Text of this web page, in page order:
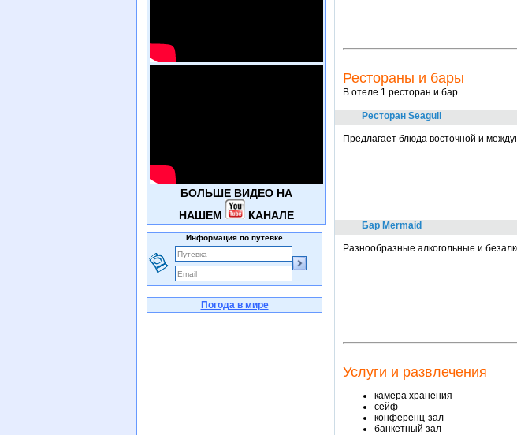
Рестораны и бары
В отеле 1 ресторан и бар.
Ресторан Seagull
Предлагает блюда восточной и
Бар Mermaid
Разнообразные алкогольные и
Услуги и развлечения
камера хранения
сейф
конференц-зал
банкетный зал
БОЛЬШЕ ВИДЕО НА
НАШЕМ
КАНАЛЕ
Информация по путевке
Погода в мире